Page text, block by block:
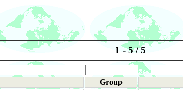
1 - 5 / 5
Group